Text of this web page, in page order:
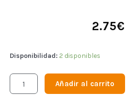
2.75€
Disponibilidad: 2 disponibles
Añadir al carrito